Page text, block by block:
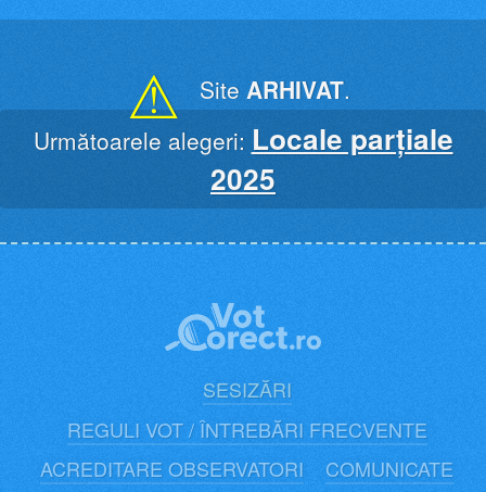
⚠ Site ARHIVAT.
Următoarele alegeri: Locale parțiale
2025
SESIZĂRI
REGULI VOT / ÎNTREBĂRI FRECVENTE
ACREDITARE OBSERVATORI
COMUNICATE